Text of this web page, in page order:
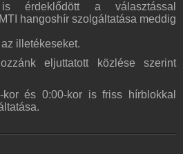
érdeklődött a választással
hangoshír szolgáltatása meddig
illetékeseket.
eljuttatott közlése szerint
és 0:00-kor is friss hírblokkal